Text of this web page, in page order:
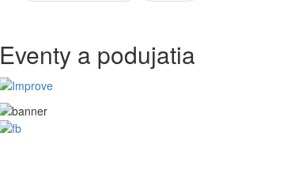
Eventy a podujatia